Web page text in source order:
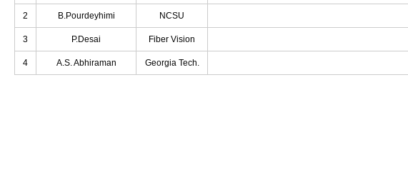
2 B.Pourdeyhimi NCSU
3 P.Desai Fiber Vision
4 A.S. Abhiraman Georgia Tech.